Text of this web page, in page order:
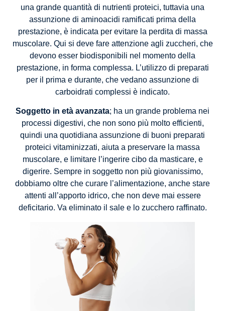
una grande quantità di nutrienti proteici, tuttavia una
assunzione di aminoacidi ramificati prima della
prestazione, è indicata per evitare la perdita di massa
muscolare. Qui si deve fare attenzione agli zuccheri, che
devono esser biodisponibili nel momento della
prestazione, in forma complessa. L’utilizzo di preparati
per il prima e durante, che vedano assunzione di
carboidrati complessi è indicato.
Soggetto in età avanzata; ha un grande problema nei
processi digestivi, che non sono più molto efficienti,
quindi una quotidiana assunzione di buoni preparati
proteici vitaminizzati, aiuta a preservare la massa
muscolare, e limitare l’ingerire cibo da masticare, e
digerire. Sempre in soggetto non più giovanissimo,
dobbiamo oltre che curare l’alimentazione, anche stare
attenti all’apporto idrico, che non deve mai essere
deficitario. Va eliminato il sale e lo zucchero raffinato.